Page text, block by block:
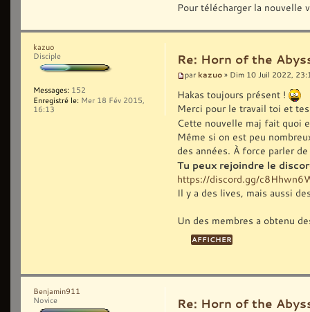
Pour télécharger la
Re: Horn of the
par kazuo » Dim 10 Juil 2022,
Hakas toujours présent !
Merci pour le travail toi et
Cette nouvelle maj fait quoi
Même si on est peu
des années. À force parler
Tu peux rejoindre le
https://discord.gg/
Il y a des lives, mais aussi
Un des membres a obtenu
kazuo
Disciple
Messages: 152
Enregistré le: Mer 18 Fév 2015,
16:13
Re: Horn of the
Benjamin911
Novice